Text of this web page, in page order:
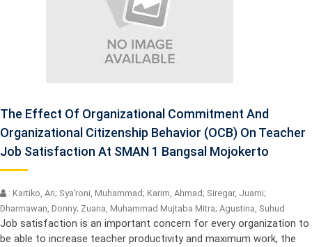
The Effect Of Organizational Commitment And
Organizational Citizenship Behavior (OCB) On Teacher
Job Satisfaction At SMAN 1 Bangsal Mojokerto
: Kartiko, Ari; Sya’roni, Muhammad; Karim, Ahmad; Siregar, Juarni;
Dharmawan, Donny; Zuana, Muhammad Mujtaba Mitra; Agustina, Suhud
Job satisfaction is an important concern for every organization to
be able to increase teacher productivity and maximum work, the